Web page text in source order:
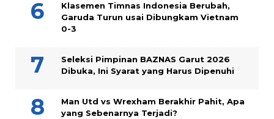
Klasemen Timnas Indonesia Berubah,
Garuda Turun usai Dibungkam Vietnam
0-3
Seleksi Pimpinan BAZNAS Garut 2026
Dibuka, Ini Syarat yang Harus Dipenuhi
Man Utd vs Wrexham Berakhir Pahit, Apa
yang Sebenarnya Terjadi?